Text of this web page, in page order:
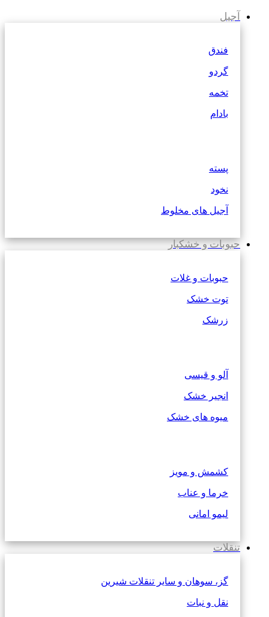
آجیل
فندق
گردو
تخمه
بادام
پسته
نخود
آجیل های مخلوط
حبوبات و خشکبار
حبوبات و غلات
توت خشک
زرشک
آلو و قیسی
انجیر خشک
میوه های خشک
کشمش و مویز
خرما و عناب
لیمو امانی
تنقلات
گز، سوهان و سایر تنقلات شیرین
نقل و نبات